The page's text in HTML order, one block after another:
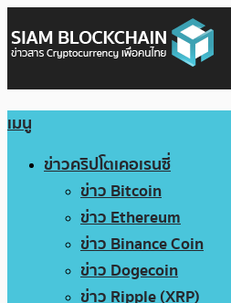
เมนู
ข่าวคริปโตเคอเรนซี่
ข่าว Bitcoin
ข่าว Ethereum
ข่าว Binance Coin
ข่าว Dogecoin
ข่าว Ripple (XRP)